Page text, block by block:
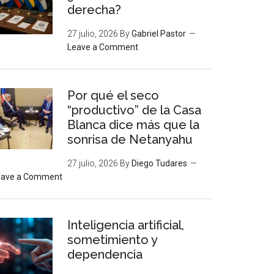
derecha?
27 julio, 2026 ByGabriel Pastor
Leave a Comment
Por qué el seco
“productivo” de la Casa
Blanca dice más que la
sonrisa de Netanyahu
27 julio, 2026 By Diego Tudares
a Comment
Inteligencia artificial,
sometimiento y
dependencia